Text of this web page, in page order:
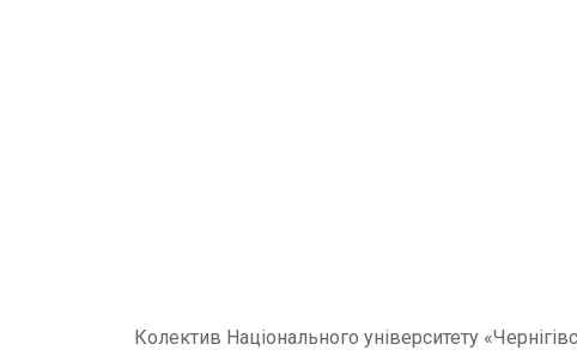
Колектив Національного університету